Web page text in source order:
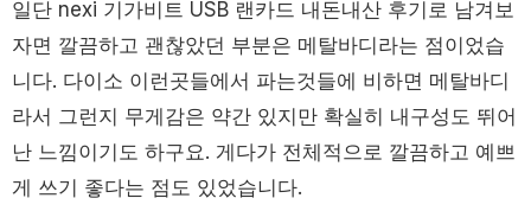
일단 nexi 기가비트 USB 랜카드 내돈내산 후기로 남겨보
자면 깔끔하고 괜찮았던 부분은 메탈바디라는 점이었습
니다. 다이소 이런곳들에서 파는것들에 비하면 메탈바디
라서 그런지 무게감은 약간 있지만 확실히 내구성도 뛰어
난 느낌이기도 하구요. 게다가 전체적으로 깔끔하고 예쁘
게 쓰기 좋다는 점도 있었습니다.